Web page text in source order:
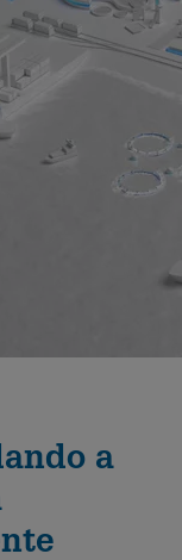
a